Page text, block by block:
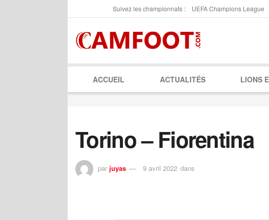
Suivez les championnats : UEFA Champions League
ACCUEIL ACTUALITÉS LIONS
Torino – Fiorentina
par juyas 9 avril 2022 dans